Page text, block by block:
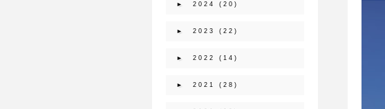
► 2024 (20)
► 2023 (22)
► 2022 (14)
► 2021 (28)